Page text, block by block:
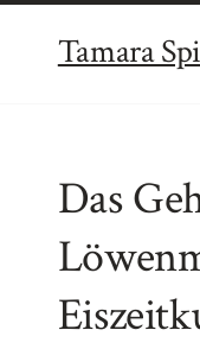
Tamara
Das